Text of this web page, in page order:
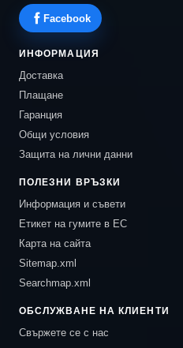
Facebook
ИНФОРМАЦИЯ
Доставка
Плащане
Гаранция
Общи условия
Защита на лични данни
ПОЛЕЗНИ ВРЪЗКИ
Информация и съвети
Етикет на гумите в ЕС
Карта на сайта
Sitemap.xml
Searchmap.xml
ОБСЛУЖВАНЕ НА КЛИЕНТИ
Свържете се с нас